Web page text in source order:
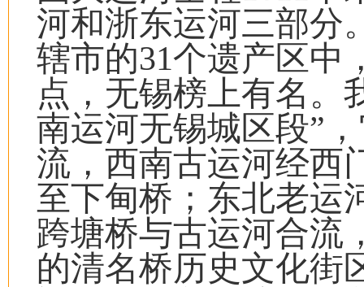
河和浙东运河三部分
辖市的31个遗产区中
点，无锡榜上有名。
南运河无锡城区段”
流，西南古运河经西
至下甸桥；东北老运
跨塘桥与古运河合流
的清名桥历史文化街